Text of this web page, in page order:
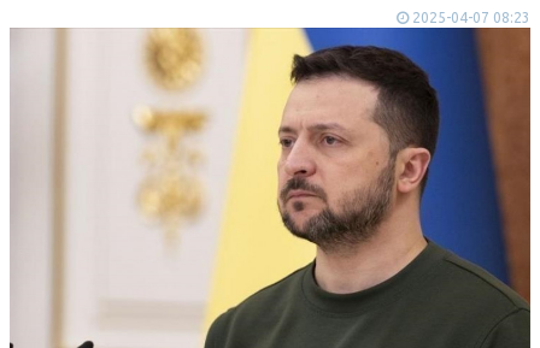
2025-04-07 08:23